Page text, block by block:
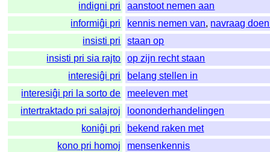
indigni pri
aanstoot nemen aan
informiĝi pri
kennis nemen van, navraag
insisti pri
staan op
insisti pri sia rajto
op zijn recht staan
interesiĝi pri
belang stellen in
interesiĝi pri la sorto de
meeleven met
intertraktado pri salajroj
loononderhandelingen
koniĝi pri
bekend raken met
kono pri homoj
mensenkennis